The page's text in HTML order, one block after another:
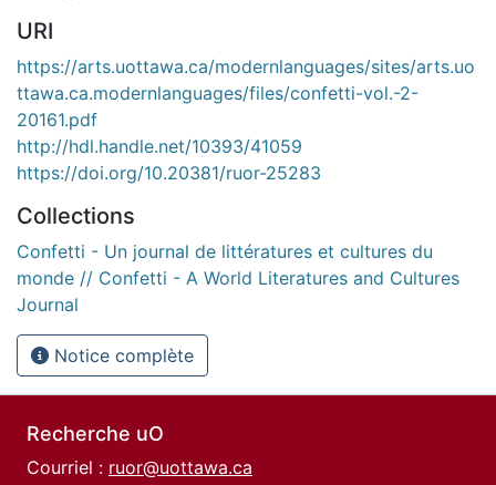
URI
https://arts.uottawa.ca/modernlanguages/sites/arts.uo
ttawa.ca.modernlanguages/files/confetti-vol.-2-
20161.pdf
http://hdl.handle.net/10393/41059
https://doi.org/10.20381/ruor-25283
Collections
Confetti - Un journal de littératures et cultures du
monde // Confetti - A World Literatures and Cultures
Journal
Notice complète
Recherche uO
Courriel : ruor@uottawa.ca